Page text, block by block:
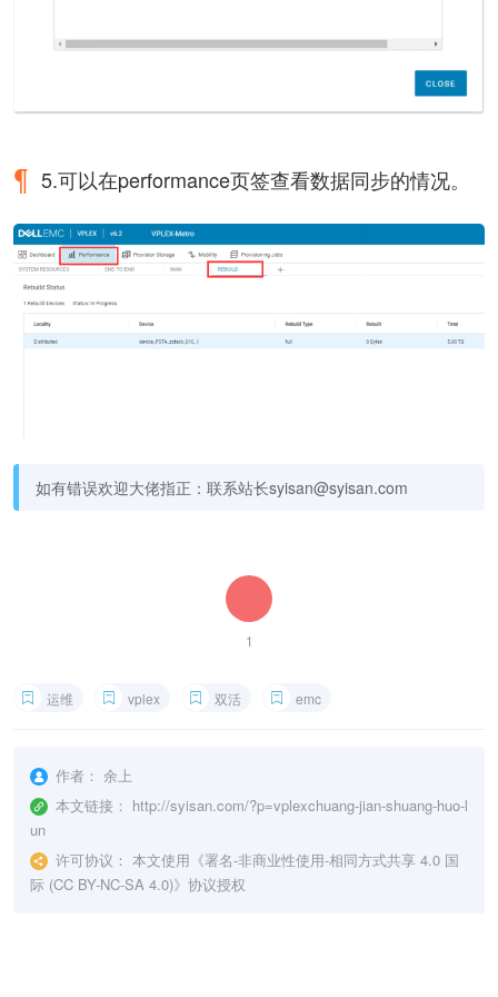
5.可以在performance页签查看数据同步的情况。
如有错误欢迎大佬指正：联系站长syisan@syisan.com
1
运维 vplex 双活 emc
作者： 余上
本文链接： http://syisan.com/?p=vplexchuang-jian-shuang-huo-l
un
许可协议： 本文使用《署名-非商业性使用-相同方式共享 4.0 国
际 (CC BY-NC-SA 4.0)》协议授权